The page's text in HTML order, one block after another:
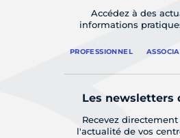
Accédez à des
informations
PROFESSIONNEL
Les newsletters
Recevez
l'actualité de vos